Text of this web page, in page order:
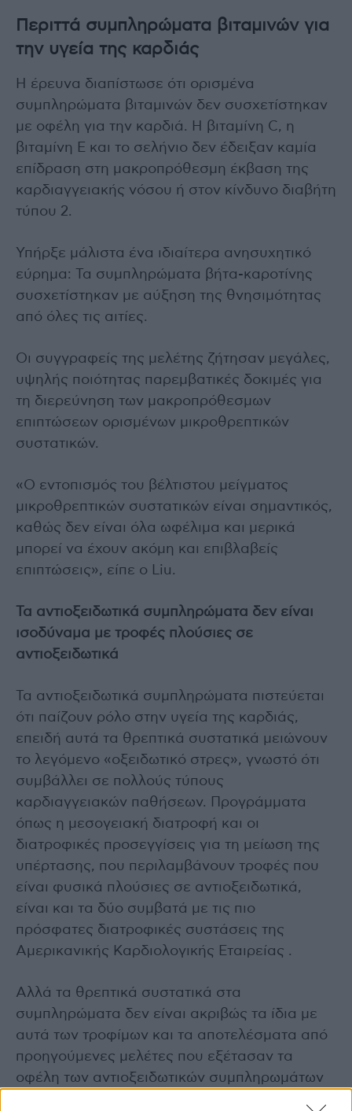
Περιττά συμπληρώματα βιταμινών για
την υγεία της καρδιάς
Η έρευνα διαπίστωσε ότι ορισμένα
συμπληρώματα βιταμινών δεν συσχετίστηκαν
με οφέλη για την καρδιά. Η βιταμίνη C, η
βιταμίνη Ε και το σελήνιο δεν έδειξαν καμία
επίδραση στη μακροπρόθεσμη έκβαση της
καρδιαγγειακής νόσου ή στον κίνδυνο διαβήτη
τύπου 2.
Υπήρξε μάλιστα ένα ιδιαίτερα ανησυχητικό
εύρημα: Τα συμπληρώματα βήτα-καροτίνης
συσχετίστηκαν με αύξηση της θνησιμότητας
από όλες τις αιτίες.
Οι συγγραφείς της μελέτης ζήτησαν μεγάλες,
υψηλής ποιότητας παρεμβατικές δοκιμές για
τη διερεύνηση των μακροπρόθεσμων
επιπτώσεων ορισμένων μικροθρεπτικών
συστατικών.
«Ο εντοπισμός του βέλτιστου μείγματος
μικροθρεπτικών συστατικών είναι σημαντικός,
καθώς δεν είναι όλα ωφέλιμα και μερικά
μπορεί να έχουν ακόμη και επιβλαβείς
επιπτώσεις», είπε ο Liu.
Τα αντιοξειδωτικά συμπληρώματα δεν είναι
ισοδύναμα με τροφές πλούσιες σε
αντιοξειδωτικά
Τα αντιοξειδωτικά συμπληρώματα πιστεύεται
ότι παίζουν ρόλο στην υγεία της καρδιάς,
επειδή αυτά τα θρεπτικά συστατικά μειώνουν
το λεγόμενο «οξειδωτικό στρες», γνωστό ότι
συμβάλλει σε πολλούς τύπους
καρδιαγγειακών παθήσεων. Προγράμματα
όπως η μεσογειακή διατροφή και οι
διατροφικές προσεγγίσεις για τη μείωση της
υπέρτασης, που περιλαμβάνουν τροφές που
είναι φυσικά πλούσιες σε αντιοξειδωτικά,
είναι και τα δύο συμβατά με τις πιο
πρόσφατες διατροφικές συστάσεις της
Αμερικανικής Καρδιολογικής Εταιρείας .
Αλλά τα θρεπτικά συστατικά στα
συμπληρώματα δεν είναι ακριβώς τα ίδια με
αυτά των τροφίμων και τα αποτελέσματα από
προηγούμενες μελέτες που εξέτασαν τα
οφέλη των αντιοξειδωτικών συμπληρωμάτων